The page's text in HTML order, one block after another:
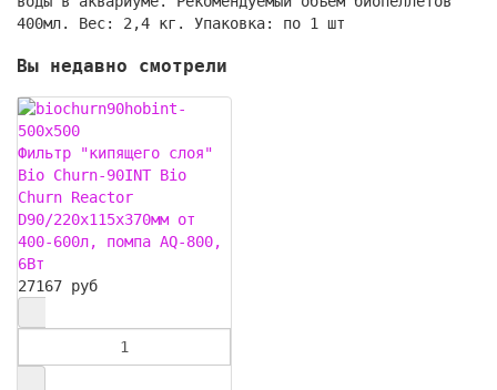
400мл. Вес: 2,4 кг. Упаковка: по 1 шт
Вы недавно смотрели
Фильтр "кипящего слоя"
Bio Churn-90INT Bio
Churn Reactor
D90/220x115x370мм от
400-600л, помпа AQ-800,
6Вт
27167 руб